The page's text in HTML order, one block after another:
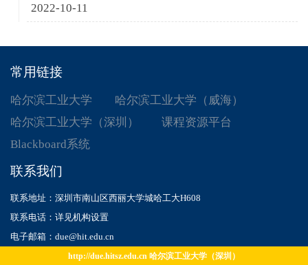
2022-10-11
常用链接
哈尔滨工业大学
哈尔滨工业大学（威海）
哈尔滨工业大学（深圳）
课程资源平台
Blackboard系统
联系我们
联系地址：深圳市南山区西丽大学城哈工大H608
联系电话：详见机构设置
电子邮箱：due@hit.edu.cn
http://due.hitsz.edu.cn 哈尔滨工业大学（深圳）